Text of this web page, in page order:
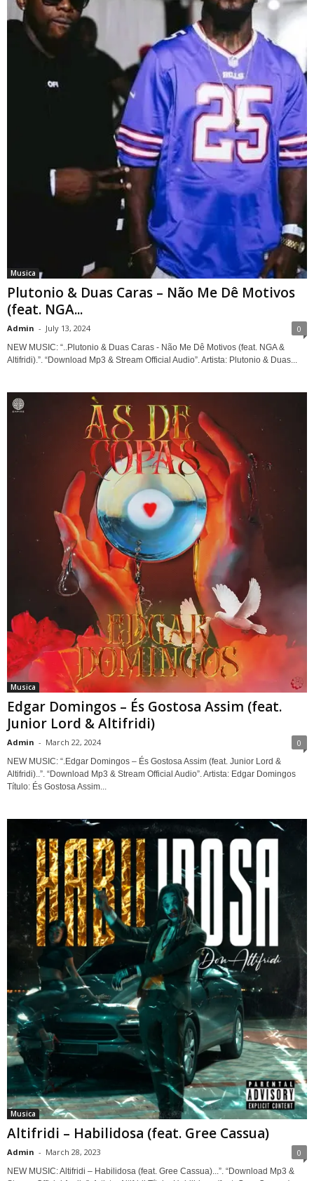
Musica
Plutonio & Duas Caras – Não Me Dê Motivos
(feat. NGA...
Admin - July 13, 2024 0
NEW MUSIC: “..Plutonio & Duas Caras - Não Me Dê Motivos (feat. NGA &
Altifridi).”. “Download Mp3 & Stream Official Audio”. Artista: Plutonio & Duas...
Musica
Edgar Domingos – És Gostosa Assim (feat.
Junior Lord & Altifridi)
Admin - March 22, 2024 0
NEW MUSIC: “.Edgar Domingos – És Gostosa Assim (feat. Junior Lord &
Altifridi)..”. “Download Mp3 & Stream Official Audio”. Artista: Edgar Domingos
Título: És Gostosa Assim...
Musica
Altifridi – Habilidosa (feat. Gree Cassua)
Admin - March 28, 2023 0
NEW MUSIC: Altifridi – Habilidosa (feat. Gree Cassua)...”. “Download Mp3 &